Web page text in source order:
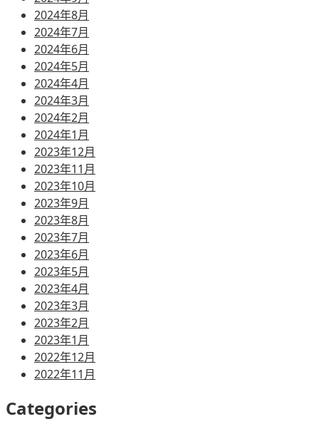
2024年8月
2024年7月
2024年6月
2024年5月
2024年4月
2024年3月
2024年2月
2024年1月
2023年12月
2023年11月
2023年10月
2023年9月
2023年8月
2023年7月
2023年6月
2023年5月
2023年4月
2023年3月
2023年2月
2023年1月
2022年12月
2022年11月
Categories